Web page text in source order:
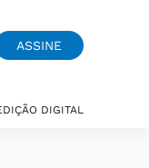
ASSINE
DIGITAL